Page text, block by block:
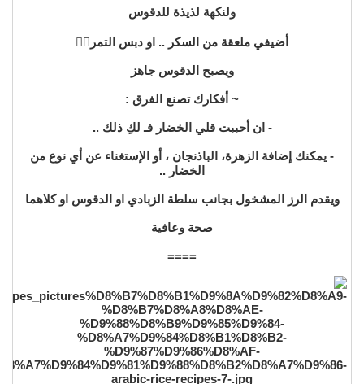
ولنكهة لذيذة للدقوس
أضيفي ملعقة من السكر .. او دبس التمر👌🏼
ويصبح الدقوس جاهز
~ أفكارك تصنع الفرق :
- ان أحببت قلي الخضار فـ لكِ ذلك ..
- يمكنك إضافة الزهرة، الباذنجان ، أو الإستغناء عن أي نوع من
الخضار ..
ويقدم الرز المشخول بجانب سلطة الزبادي او الدقوس او كلاهما
صحة وعافية
====